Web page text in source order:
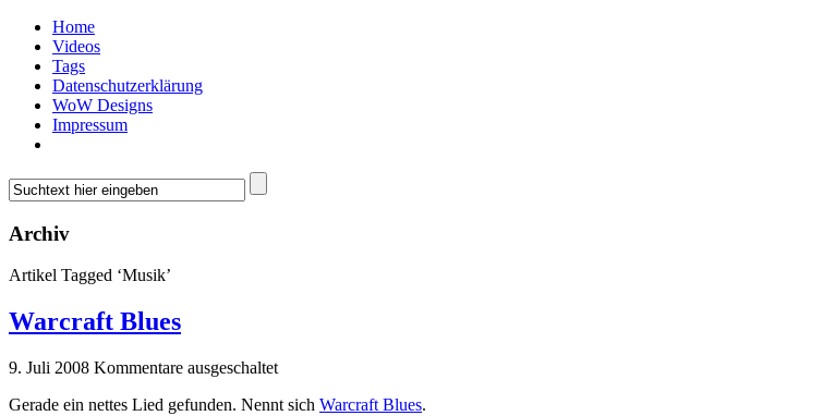
Home
Videos
Tags
Datenschutzerklärung
WoW Designs
Impressum
Archiv
Artikel Tagged ‘Musik’
Warcraft Blues
9. Juli 2008 Kommentare ausgeschaltet
Gerade ein nettes Lied gefunden. Nennt sich Warcraft Blues.